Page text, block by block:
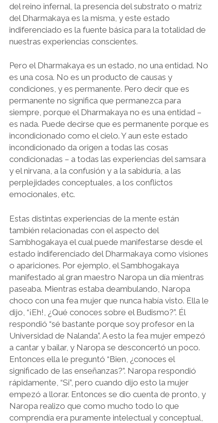
del reino infernal, la presencia del substrato o matriz
del Dharmakaya es la misma, y este estado
indiferenciado es la fuente básica para la totalidad de
nuestras experiencias conscientes.
Pero el Dharmakaya es un estado, no una entidad. No
es una cosa. No es un producto de causas y
condiciones, y es permanente. Pero decir que es
permanente no significa que permanezca para
siempre, porque el Dharmakaya no es una entidad –
es nada. Puede decirse que es permanente porque es
incondicionado como el cielo. Y aun este estado
incondicionado da origen a todas las cosas
condicionadas – a todas las experiencias del samsara
y el nirvana, a la confusión y a la sabiduría, a las
perplejidades conceptuales, a los conflictos
emocionales, etc.
Estas distintas experiencias de la mente están
también relacionadas con el aspecto del
Sambhogakaya el cual puede manifestarse desde el
estado indiferenciado del Dharmakaya como visiones
o apariciones. Por ejemplo, el Sambhogakaya
manifestado al gran maestro Naropa un día mientras
paseaba. Mientras estaba deambulando, Naropa
choco con una fea mujer que nunca había visto. Ella le
dijo, “¡Eh!, ¿Qué conoces sobre el Budismo?”. Él
respondió “sé bastante porque soy profesor en la
Universidad de Nalanda”. A esto la fea mujer empezó
a cantar y bailar, y Naropa se desconcertó un poco.
Entonces ella le preguntó “Bien, ¿conoces el
significado de las enseñanzas?”. Naropa respondió
rápidamente, “Si”, pero cuando dijo esto la mujer
empezó a llorar. Entonces se dio cuenta de pronto, y
Naropa realizo que como mucho todo lo que
comprendía era puramente intelectual y conceptual,